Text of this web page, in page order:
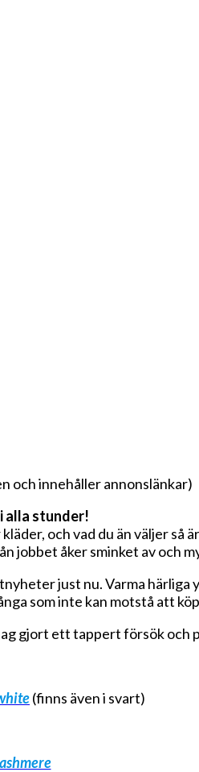
och innehåller annonslänkar)
alla stunder!
och vad du än väljer så
jobbet åker sminket av och
just nu. Varma
som inte kan motstå att
gjort ett tappert försök
(finns även i svart)